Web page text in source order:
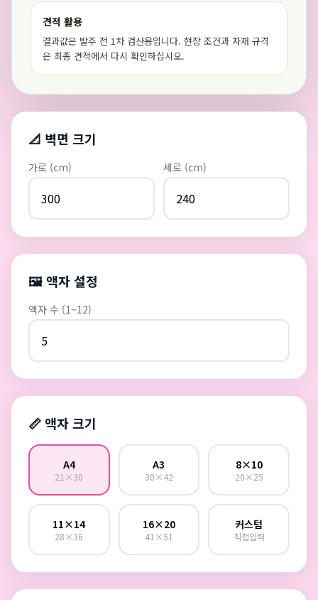
견적 활용
결과값은 발주 전 1차 검산용입니다. 현장 조건과 자재 규격
은 최종 견적에서 다시 확인하십시오.
📐 벽면 크기
가로 (cm) 세로 (cm)
🖼️ 액자 설정
액자 수 (1~12)
📏 액자 크기
A4
21×30
A3
30×42
8×10
20×25
11×14
28×36
16×20
41×51
커스텀
직접입력